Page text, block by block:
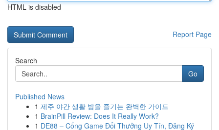
HTML is disabled
Report Page
Search
Go
Published News
1 제주 야간 생활 밤을 즐기는 완벽한 가이드
1 BrainPill Review: Does It Really Work?
1 DE88 – Cổng Game Đổi Thưởng Uy Tín, Đăng Ký